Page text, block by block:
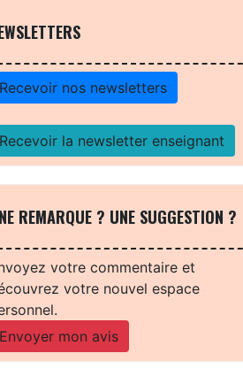
Recevoir nos newsletters
Recevoir la newsletter enseignant
REMARQUE ? UNE SUGGESTION ?
votre commentaire et
votre nouvel espace
Envoyer mon avis